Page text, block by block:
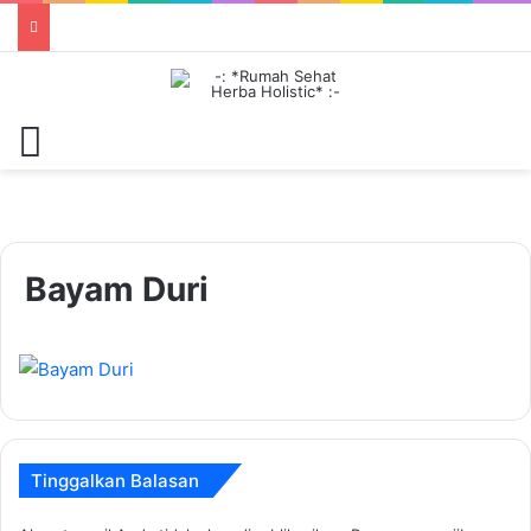
Bayam Duri
Tinggalkan Balasan